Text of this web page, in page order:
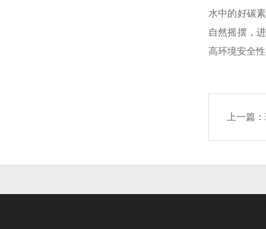
水中的好碳
自然摇摆，
高环境安全
上一篇：